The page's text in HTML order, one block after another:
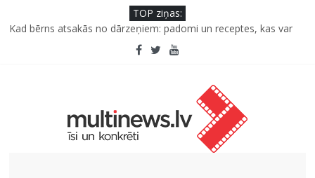
TOP ziņas:
Kāpēc padomju militāro mantojumu ir svarīgi izprast arī šodien
un kā to palīdz paveikt papildinātā realitāte
Kad bērns atsakās no dārzeņiem: padomi un receptes, kas var
Iniciatīvā “Daru labu dabai” aicina palīdzēt atjaunot Jašas upes
Septiņas profesijas, kas izturēs mākslīgā intelekta laikmetu